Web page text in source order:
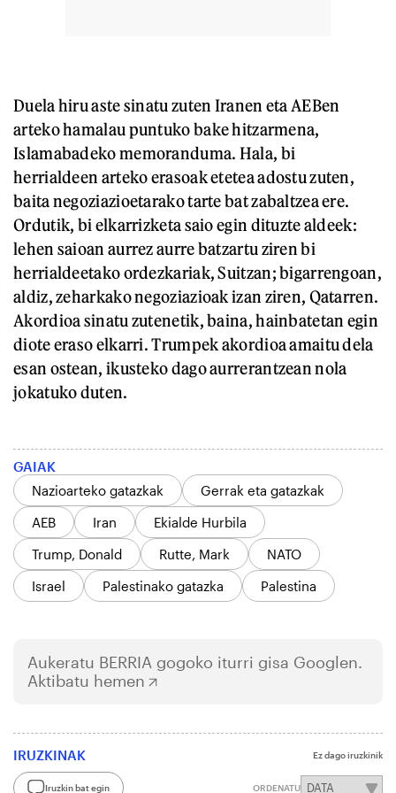
Duela hiru aste sinatu zuten Iranen eta AEBen
arteko hamalau puntuko bake hitzarmena,
Islamabadeko memoranduma. Hala, bi
herrialdeen arteko erasoak etetea adostu zuten,
baita negoziazioetarako tarte bat zabaltzea ere.
Ordutik, bi elkarrizketa saio egin dituzte aldeek:
lehen saioan aurrez aurre batzartu ziren bi
herrialdeetako ordezkariak, Suitzan; bigarrengoan,
aldiz, zeharkako negoziazioak izan ziren, Qatarren.
Akordioa sinatu zutenetik, baina, hainbatetan egin
diote eraso elkarri. Trumpek akordioa amaitu dela
esan ostean, ikusteko dago aurrerantzean nola
jokatuko duten.
GAIAK
Nazioarteko gatazkak
Gerrak eta gatazkak
AEB
Iran
Ekialde Hurbila
Trump, Donald
Rutte, Mark
NATO
Israel
Palestinako gatazka Palestina
Aukeratu BERRIA gogoko iturri gisa Googlen.
Aktibatu hemen
IRUZKINAK Ez dago iruzkinik
Iruzkin bat egin ORDENATU